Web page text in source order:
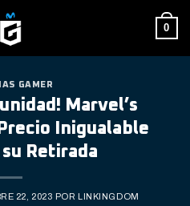
0
GAMER
Marvel’s
Inigualable
Retirada
22, 2023 POR LINKINGDOM